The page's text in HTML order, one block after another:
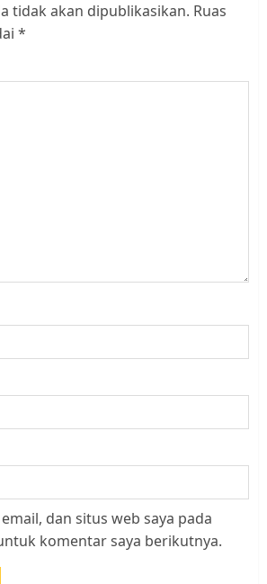
tidak akan dipublikasikan. Ruas
*
dan situs web saya pada
komentar saya berikutnya.
Datangi Pemko Batam, Warga